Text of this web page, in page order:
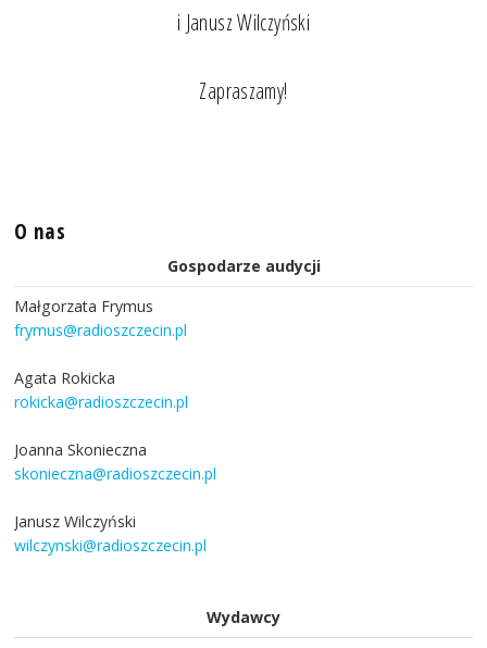
i Janusz Wilczyński
Zapraszamy!
O nas
Gospodarze audycji
Małgorzata Frymus
frymus@radioszczecin.pl
Agata Rokicka
rokicka@radioszczecin.pl
Joanna Skonieczna
skonieczna@radioszczecin.pl
Janusz Wilczyński
wilczynski@radioszczecin.pl
Wydawcy